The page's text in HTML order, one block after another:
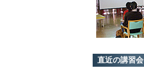
直近の講習会